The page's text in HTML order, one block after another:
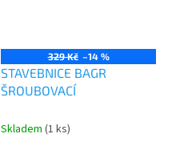
329 Kč –14 %
STAVEBNICE BAGR
ŠROUBOVACÍ
Skladem (1 ks)